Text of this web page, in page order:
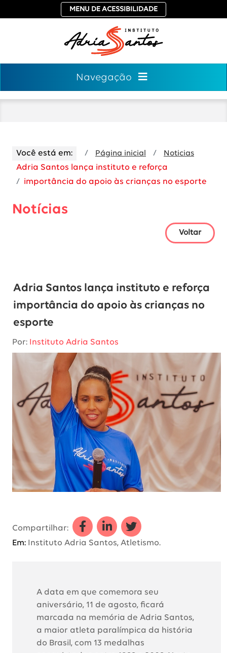
MENU DE ACESSIBILIDADE
Navegação
Você está em: Página inicial Noticias
Adria Santos lança instituto e reforça
importância do apoio às crianças no esporte
Notícias
Voltar
Adria Santos lança instituto e reforça
importância do apoio às crianças no
esporte
Por: Instituto Adria Santos
Compartilhar:
Compartilhar a Adria Santos
Compartilhar a Adria
Compartilhar a
Em: Instituto Adria Santos, Atletismo.
A data em que comemora seu
aniversário, 11 de agosto, ficará
marcada na memória de Adria Santos,
a maior atleta paralímpica da história
do Brasil, com 13 medalhas